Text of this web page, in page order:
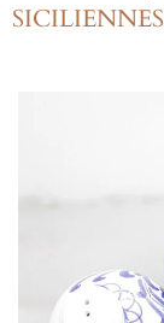
SICILIENNES